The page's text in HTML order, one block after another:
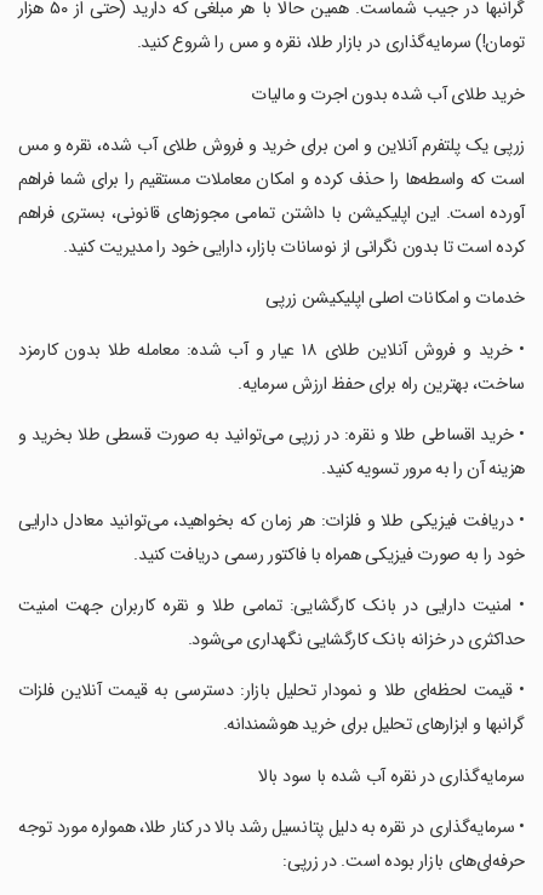
گرانبها در جیب شماست. همین حالا با هر مبلغی که دارید (حتی از ۵۰ هزار
تومان!) سرمایه‌گذاری در بازار طلا، نقره و مس را شروع کنید.
‏خرید طلای آب شده بدون اجرت و مالیات
‏زرپی یک پلتفرم آنلاین و امن برای خرید و فروش طلای آب‌ شده، نقره و مس
است که واسطه‌ها را حذف کرده و امکان معاملات مستقیم را برای شما فراهم
آورده است. این اپلیکیشن با داشتن تمامی مجوزهای قانونی، بستری فراهم
کرده است تا بدون نگرانی از نوسانات بازار، دارایی خود را مدیریت کنید.
‏خدمات و امکانات اصلی اپلیکیشن زرپی
‏• خرید و فروش آنلاین طلای ۱۸ عیار و آب شده: معامله طلا بدون کارمزد
ساخت، بهترین راه برای حفظ ارزش سرمایه.
‏• خرید اقساطی طلا و نقره: در زرپی می‌توانید به صورت قسطی طلا بخرید و
هزینه آن را به مرور تسویه کنید.
‏• دریافت فیزیکی طلا و فلزات: هر زمان که بخواهید، می‌توانید معادل دارایی
خود را به صورت فیزیکی همراه با فاکتور رسمی دریافت کنید.
‏• امنیت دارایی در بانک کارگشایی: تمامی طلا و نقره کاربران جهت امنیت
حداکثری در خزانه بانک کارگشایی نگهداری می‌شود.
‏• قیمت لحظه‌ای طلا و نمودار تحلیل بازار: دسترسی به قیمت آنلاین فلزات
گرانبها و ابزارهای تحلیل برای خرید هوشمندانه.
‏سرمایه‌گذاری در نقره آب شده با سود بالا
‏• سرمایه‌گذاری در نقره به دلیل پتانسیل رشد بالا در کنار طلا، همواره مورد توجه
حرفه‌ای‌های بازار بوده است. در زرپی: